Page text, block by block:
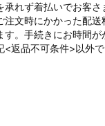
れず着払いでお客さ
文時にかかった配送
。手続きにお時間が
返品不可条件>以外